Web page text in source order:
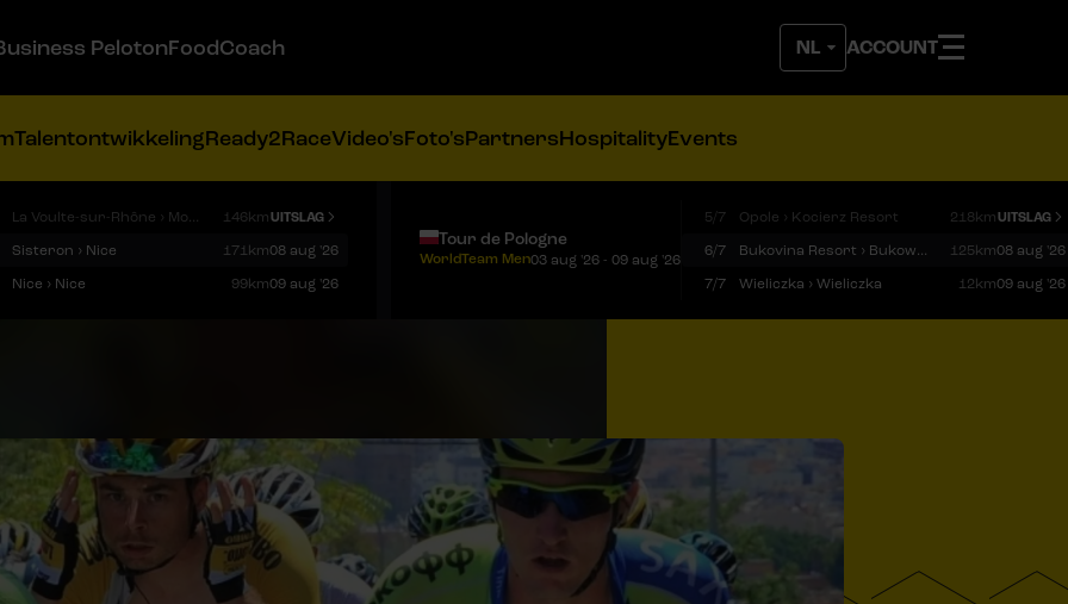
ACCOUNT
PelotonFoodCoach
TalentontwikkelingReady2RaceVideo'sFoto'sPartnersHospitalityEvents
La Voulte-sur-Rhône › Mont Ventoux 146kmUITSLAG
Sisteron › Nice 171km08 aug '26
Nice › Nice 99km09 aug '26
Tour de Pologne
WorldTeam Men03 aug '26 - 09 aug '26
5/7 Opole › Kocierz Resort 218kmUITSLAG
6/7
Bukovina Resort › Bukowina Tatrzańska 125km08 aug '26
7/7
Wieliczka › Wieliczka 12km09 aug '26